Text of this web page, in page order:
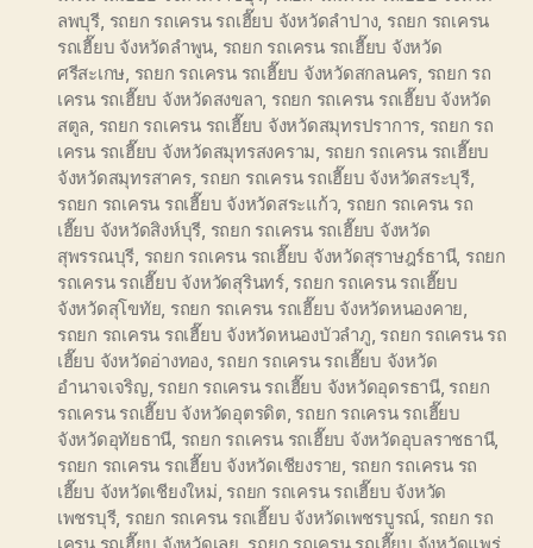
ลพบุรี รถยก รถเครน รถเฮี๊ยบ จังหวัดลำปาง, รถยก รถเครน
รถเฮี๊ยบ จังหวัดลำพูน รถยก รถเครน รถเฮี๊ยบ จังหวัด
ศรีสะเกษ รถยก รถเครน รถเฮี๊ยบ จังหวัดสกลนคร รถยก รถ
เครน รถเฮี๊ยบ จังหวัดสงขลา รถยก รถเครน รถเฮี๊ยบ จังหวัด
สตูล รถยก รถเครน รถเฮี๊ยบ จังหวัดสมุทรปราการ รถยก รถ
เครน รถเฮี๊ยบ จังหวัดสมุทรสงคราม รถยก รถเครน รถเฮี๊ยบ
จังหวัดสมุทรสาคร, รถยก รถเครน รถเฮี๊ยบ จังหวัดสระบุรี,
รถยก รถเครน รถเฮี๊ยบ จังหวัดสระแก้ว, รถยก รถเครน รถ
เฮี๊ยบ จังหวัดสิงห์บุรี รถยก รถเครน รถเฮี๊ยบ จังหวัด
สุพรรณบุรี รถยก รถเครน รถเฮี๊ยบ จังหวัดสุราษฎร์ธานี, รถยก
รถเครน รถเฮี๊ยบ จังหวัดสุรินทร์, รถยก รถเครน รถเฮี๊ยบ
จังหวัดสุโขทัย รถยก รถเครน รถเฮี๊ยบ จังหวัดหนองคาย
รถยก รถเครน รถเฮี๊ยบ จังหวัดหนองบัวลำภู รถยก รถเครน รถ
เฮี๊ยบ จังหวัดอ่างทอง, รถยก รถเครน รถเฮี๊ยบ จังหวัด
อำนาจเจริญ รถยก รถเครน รถเฮี๊ยบ จังหวัดอุดรธานี, รถยก
รถเครน รถเฮี๊ยบ จังหวัดอุตรดิต รถยก รถเครน รถเฮี๊ยบ
จังหวัดอุทัยธานี รถยก รถเครน รถเฮี๊ยบ จังหวัดอุบลราชธานี,
รถยก รถเครน รถเฮี๊ยบ จังหวัดเชียงราย รถยก รถเครน รถ
เฮี๊ยบ จังหวัดเชียงใหม่ รถยก รถเครน รถเฮี๊ยบ จังหวัด
เพชรบุรี, รถยก รถเครน รถเฮี๊ยบ จังหวัดเพชรบูรณ์ รถยก รถ
เครน รถเฮี๊ยบ จังหวัดเลย รถยก รถเครน รถเฮี๊ยบ จังหวัดแพร่,